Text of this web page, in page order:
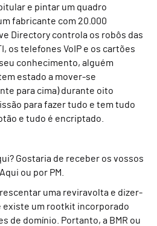
e pintar um quadro
fabricante com 20.000
Directory controla os robôs das
os telefones VoIP e os cartões
conhecimento, alguém
estado a mover-se
para cima) durante oito
para fazer tudo e tem tudo
e tudo é encriptado.
Gostaria de receber os vossos
ou por PM.
uma reviravolta e dizer-
existe um rootkit incorporado
de domínio. Portanto, a BMR ou